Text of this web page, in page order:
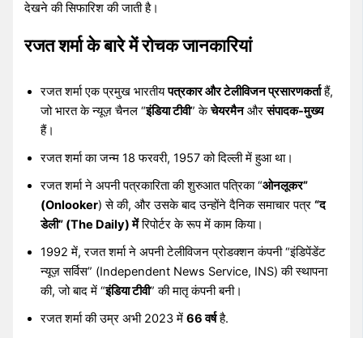
देखने की सिफारिश की जाती है।
रजत शर्मा के बारे में रोचक जानकारियां
रजत शर्मा एक प्रमुख भारतीयपत्रकार और टेलीविजन प्रसारणकर्ताहैं,
जो भारत के न्यूज़ चैनल “इंडिया टीवी” केचेयरमैनऔरसंपादक-मुख्य
हैं।
रजत शर्मा का जन्म 18 फरवरी, 1957 को दिल्ली में हुआ था।
रजत शर्मा ने अपनी पत्रकारिता की शुरुआत पत्रिका “ओनलूकर”
(Onlooker) से की, और उसके बाद उन्होंने दैनिक समाचार पत्र“द
डेली” (The Daily) मेंरिपोर्टर के रूप में काम किया।
1992 में, रजत शर्मा ने अपनी टेलीविजन प्रोडक्शन कंपनी “इंडिपेंडेंट
न्यूज़ सर्विस” (Independent News Service, INS) की स्थापना
की, जो बाद में “इंडिया टीवी” की मातृ कंपनी बनी।
रजत शर्मा की उम्र अभी 2023 में66 वर्षहै.